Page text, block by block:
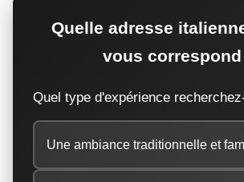
Quelle adresse
vous correspond
Quel type d'expérience
Une ambiance traditionnelle et